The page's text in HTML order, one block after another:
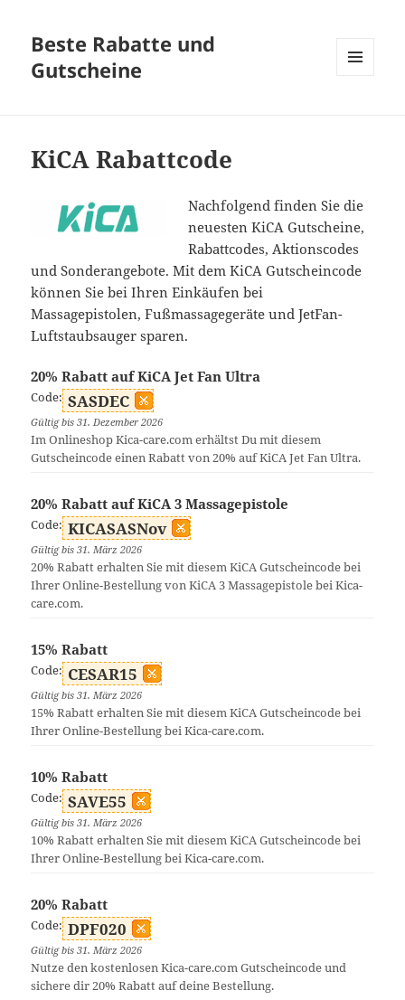
Beste Rabatte und
Gutscheine
KiCA Rabattcode
Nachfolgend finden Sie die
neuesten KiCA Gutscheine,
Rabattcodes, Aktionscodes
und Sonderangebote. Mit dem KiCA Gutscheincode
können Sie bei Ihren Einkäufen bei
Massagepistolen, Fußmassagegeräte und JetFan-
Luftstaubsauger sparen.
20% Rabatt auf KiCA Jet Fan Ultra
Code: SASDEC
Gültig bis 31. Dezember 2026
Im Onlineshop Kica-care.com erhältst Du mit diesem
Gutscheincode einen Rabatt von 20% auf KiCA Jet Fan Ultra.
20% Rabatt auf KiCA 3 Massagepistole
Code: KICASASNov
Gültig bis 31. März 2026
20% Rabatt erhalten Sie mit diesem KiCA Gutscheincode bei
Ihrer Online-Bestellung von KiCA 3 Massagepistole bei Kica-
care.com.
15% Rabatt
Code: CESAR15
Gültig bis 31. März 2026
15% Rabatt erhalten Sie mit diesem KiCA Gutscheincode bei
Ihrer Online-Bestellung bei Kica-care.com.
10% Rabatt
Code: SAVE55
Gültig bis 31. März 2026
10% Rabatt erhalten Sie mit diesem KiCA Gutscheincode bei
Ihrer Online-Bestellung bei Kica-care.com.
20% Rabatt
Code: DPF020
Gültig bis 31. März 2026
Nutze den kostenlosen Kica-care.com Gutscheincode und
sichere dir 20% Rabatt auf deine Bestellung.